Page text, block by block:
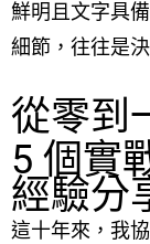
鮮明且文字具
細節，往往是
從零到
5 個實
經驗分
這十年來，我